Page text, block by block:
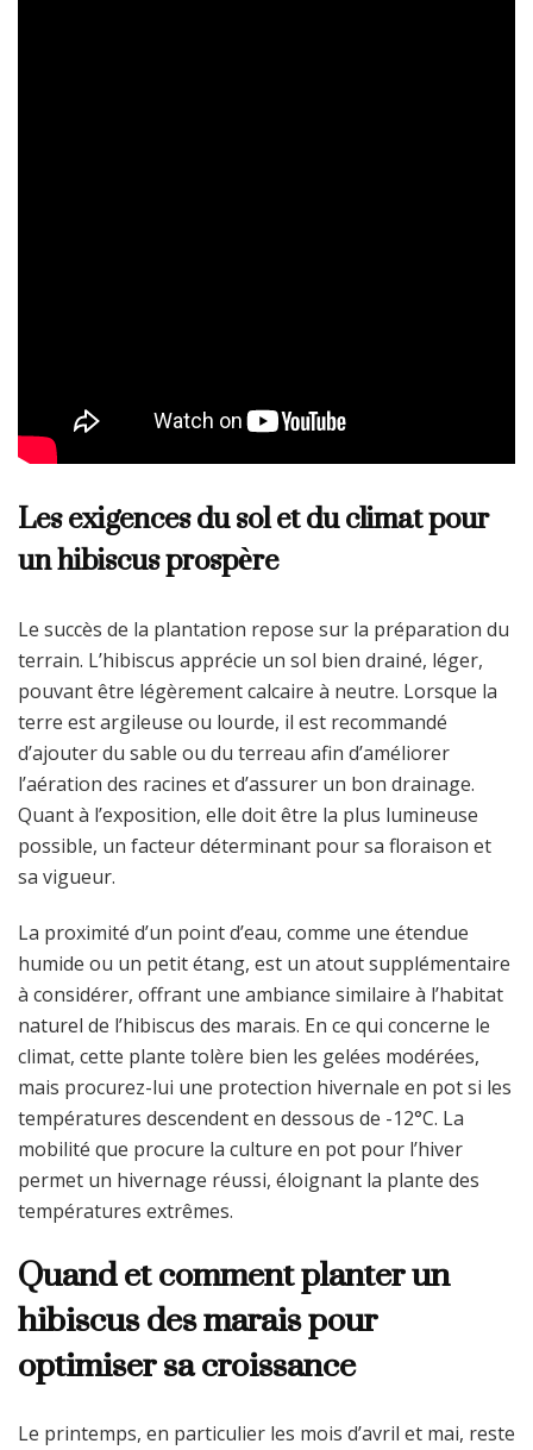
Les exigences du sol et du climat pour
un hibiscus prospère
Le succès de la plantation repose sur la préparation du
terrain. L’hibiscus apprécie un sol bien drainé, léger,
pouvant être légèrement calcaire à neutre. Lorsque la
terre est argileuse ou lourde, il est recommandé
d’ajouter du sable ou du terreau afin d’améliorer
l’aération des racines et d’assurer un bon drainage.
Quant à l’exposition, elle doit être la plus lumineuse
possible, un facteur déterminant pour sa floraison et
sa vigueur.
La proximité d’un point d’eau, comme une étendue
humide ou un petit étang, est un atout supplémentaire
à considérer, offrant une ambiance similaire à l’habitat
naturel de l’hibiscus des marais. En ce qui concerne le
climat, cette plante tolère bien les gelées modérées,
mais procurez-lui une protection hivernale en pot si les
températures descendent en dessous de -12°C. La
mobilité que procure la culture en pot pour l’hiver
permet un hivernage réussi, éloignant la plante des
températures extrêmes.
Quand et comment planter un
hibiscus des marais pour
optimiser sa croissance
Le printemps, en particulier les mois d’avril et mai, reste